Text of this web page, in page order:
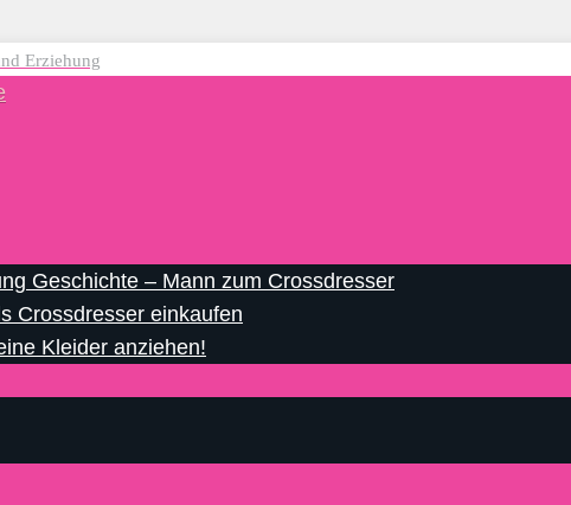
Erziehung
Geschichte – Mann zum Crossdresser
Crossdresser einkaufen
Kleider anziehen!